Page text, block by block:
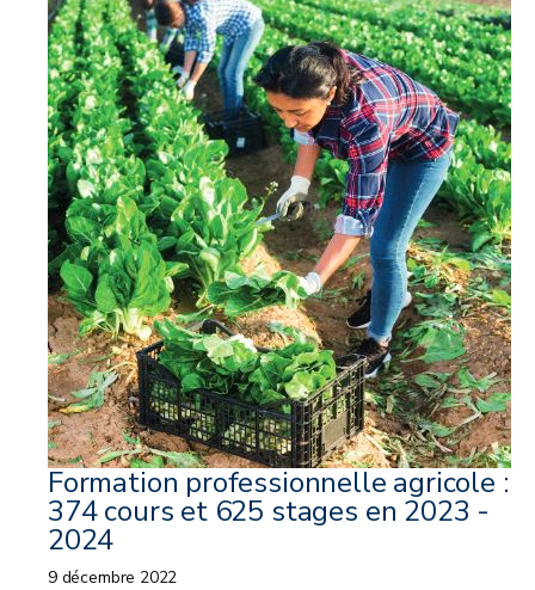
Formation professionnelle agricole :
374 cours et 625 stages en 2023 -
2024
9 décembre 2022